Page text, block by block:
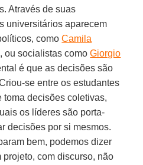
Através de suas
universitários aparecem
comoCamila
ou socialistas comoGiorgio
é que as decisões são
se entre os estudantes
toma decisões coletivas,
os líderes são porta-
decisões por si mesmos.
bem, podemos dizer
com discurso, não